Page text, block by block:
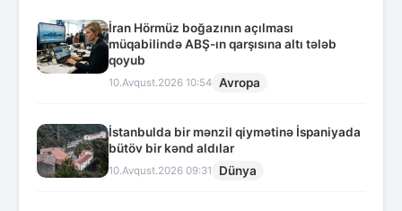
İran Hörmüz boğazının açılması
müqabilində ABŞ-ın qarşısına altı tələb
qoyub
10.Avqust.2026 10:54 Avropa
İstanbulda bir mənzil qiymətinə İspaniyada
bütöv bir kənd aldılar
10.Avqust.2026 09:31 Dünya